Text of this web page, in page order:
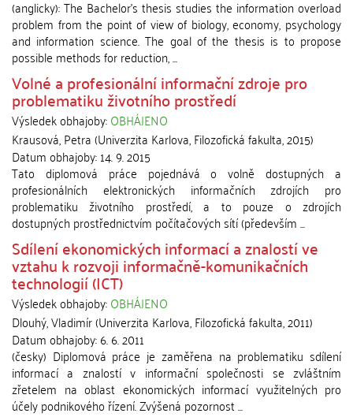
(anglicky): The Bachelor's thesis studies the information overload
problem from the point of view of biology, economy, psychology
and information science. The goal of the thesis is to propose
possible methods for reduction, ...
Volné a profesionální informační zdroje pro
problematiku životního prostředí
Výsledek obhajoby:OBHÁJENO
Krausová, Petra(Univerzita Karlova, Filozofická fakulta,2015)
Datum obhajoby:14. 9. 2015
Tato diplomová práce pojednává o volně dostupných a
profesionálních elektronických informačních zdrojích pro
problematiku životního prostředí, a to pouze o zdrojích
dostupných prostřednictvím počítačových sítí (především ...
Sdílení ekonomických informací a znalostí ve
vztahu k rozvoji informačně-komunikačních
technologií (ICT)
Výsledek obhajoby:OBHÁJENO
Dlouhý, Vladimír(Univerzita Karlova, Filozofická fakulta,2011)
Datum obhajoby:6. 6. 2011
(česky) Diplomová práce je zaměřena na problematiku sdílení
informací a znalostí v informační společnosti se zvláštním
zřetelem na oblast ekonomických informací využitelných pro
účely podnikového řízení. Zvýšená pozornost ...